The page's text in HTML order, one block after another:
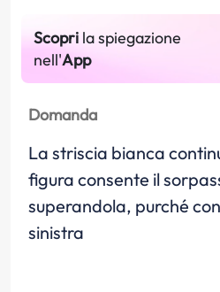
Scopri la spiegazione
nell'App
Domanda
La striscia bianca
figura consente il
superandola, purché
sinistra